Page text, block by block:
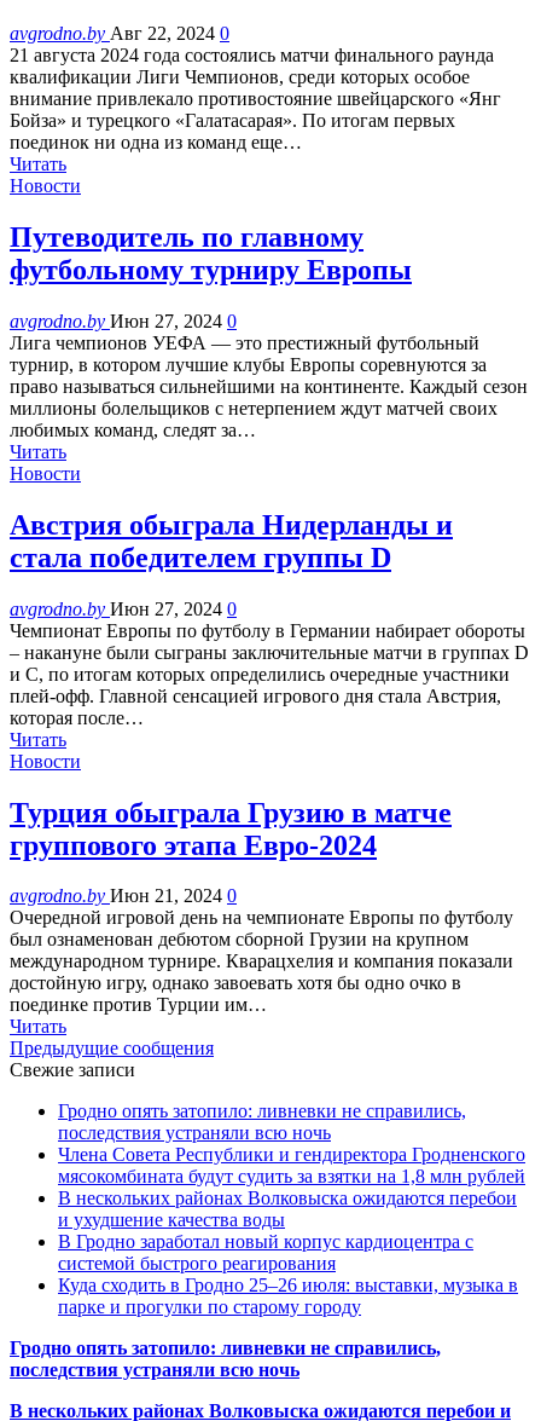
avgrodno.by Авг 22, 2024 0
21 августа 2024 года состоялись матчи финального раунда
квалификации Лиги Чемпионов, среди которых особое
внимание привлекало противостояние швейцарского «Янг
Бойза» и турецкого «Галатасарая». По итогам первых
поединок ни одна из команд еще…
Читать
Новости
Путеводитель по главному
футбольному турниру Европы
avgrodno.by Июн 27, 2024 0
Лига чемпионов УЕФА — это престижный футбольный
турнир, в котором лучшие клубы Европы соревнуются за
право называться сильнейшими на континенте. Каждый сезон
миллионы болельщиков с нетерпением ждут матчей своих
любимых команд, следят за…
Читать
Новости
Австрия обыграла Нидерланды и
стала победителем группы D
avgrodno.by Июн 27, 2024 0
Чемпионат Европы по футболу в Германии набирает обороты
– накануне были сыграны заключительные матчи в группах D
и C, по итогам которых определились очередные участники
плей-офф. Главной сенсацией игрового дня стала Австрия,
которая после…
Читать
Новости
Турция обыграла Грузию в матче
группового этапа Евро-2024
avgrodno.by Июн 21, 2024 0
Очередной игровой день на чемпионате Европы по футболу
был ознаменован дебютом сборной Грузии на крупном
международном турнире. Кварацхелия и компания показали
достойную игру, однако завоевать хотя бы одно очко в
поединке против Турции им…
Читать
Предыдущие сообщения
Свежие записи
Гродно опять затопило: ливневки не справились,
последствия устраняли всю ночь
Члена Совета Республики и гендиректора Гродненского
мясокомбината будут судить за взятки на 1,8 млн рублей
В нескольких районах Волковыска ожидаются перебои
и ухудшение качества воды
В Гродно заработал новый корпус кардиоцентра с
системой быстрого реагирования
Куда сходить в Гродно 25–26 июля: выставки, музыка в
парке и прогулки по старому городу
Гродно опять затопило: ливневки не справились,
последствия устраняли всю ночь
В нескольких районах Волковыска ожидаются перебои и